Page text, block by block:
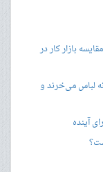
بازار کار در
لباس می‌خرند و
آینده